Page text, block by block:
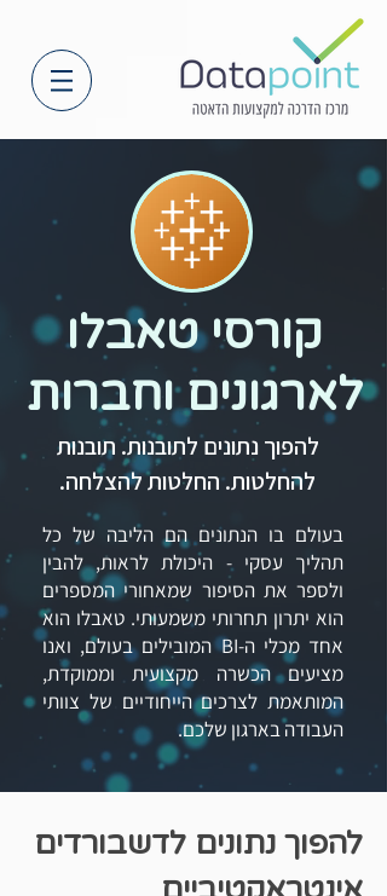
קורסי טאבלו
לארגונים וחברות
להפוך נתונים לתובנות. תובנות
להחלטות. החלטות להצלחה.
בעולם בו הנתונים הם הליבה של כל
תהליך עסקי - היכולת לראות, להבין
ולספר את הסיפור שמאחורי המספרים
הוא יתרון תחרותי משמעותי. טאבלו הוא
אחד מכלי ה-BI המובילים בעולם, ואנו
מציעים הכשרה מקצועית וממוקדת,
המותאמת לצרכים הייחודיים של צוותי
העבודה בארגון שלכם.
להפוך נתונים לדשבורדים